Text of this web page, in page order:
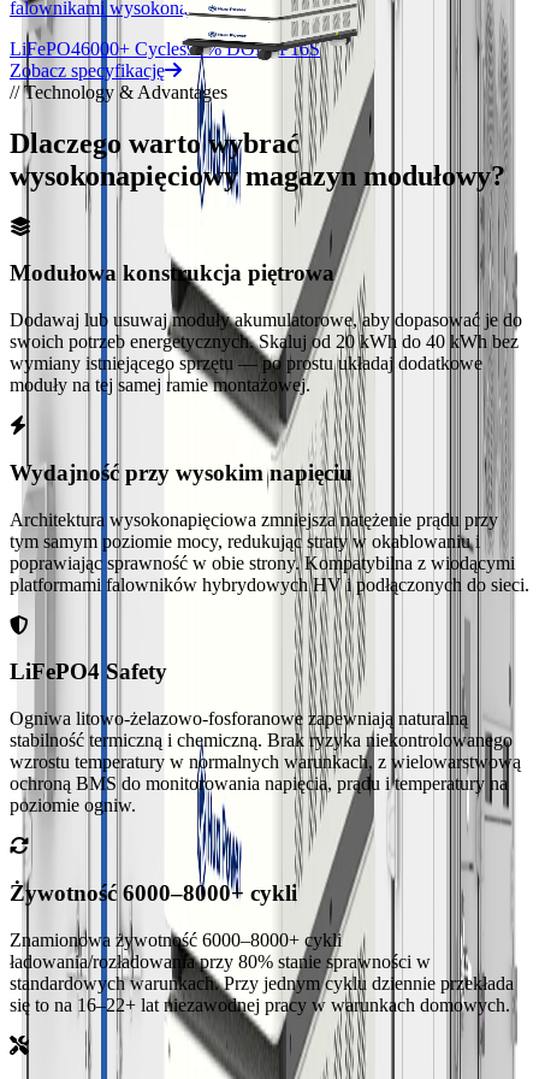
falownikami wysokonapięciowymi.
LiFePO46000+ Cycles90% DOD1P16S
Zobacz specyfikację
// Technology & Advantages
Dlaczego warto wybrać
wysokonapięciowy magazyn modułowy?
Modułowa konstrukcja piętrowa
Dodawaj lub usuwaj moduły akumulatorowe, aby dopasować je do
swoich potrzeb energetycznych. Skaluj od 20 kWh do 40 kWh bez
wymiany istniejącego sprzętu — po prostu układaj dodatkowe
moduły na tej samej ramie montażowej.
Wydajność przy wysokim napięciu
Architektura wysokonapięciowa zmniejsza natężenie prądu przy
tym samym poziomie mocy, redukując straty w okablowaniu i
poprawiając sprawność w obie strony. Kompatybilna z wiodącymi
platformami falowników hybrydowych HV i podłączonych do sieci.
LiFePO4 Safety
Ogniwa litowo-żelazowo-fosforanowe zapewniają naturalną
stabilność termiczną i chemiczną. Brak ryzyka niekontrolowanego
wzrostu temperatury w normalnych warunkach, z wielowarstwową
ochroną BMS do monitorowania napięcia, prądu i temperatury na
poziomie ogniw.
Żywotność 6000–8000+ cykli
Znamionowa żywotność 6000–8000+ cykli
ładowania/rozładowania przy 80% stanie sprawności w
standardowych warunkach. Przy jednym cyklu dziennie przekłada
się to na 16–22+ lat niezawodnej pracy w warunkach domowych.